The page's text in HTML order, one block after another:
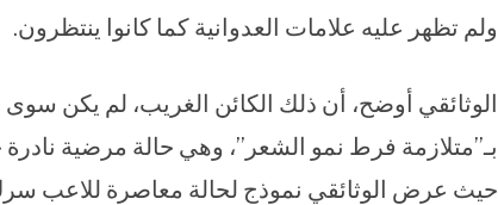
ولم تظهر عليه علامات العدوانية كما كانوا ينتظرون.
الوثائقي أوضح، أن ذلك الكائن الغريب، لم يكن سوى
بـ”متلازمة فرط نمو الشعر”، وهي حالة مرضية
حيث عرض الوثائقي نموذج لحالة معاصرة للاعب